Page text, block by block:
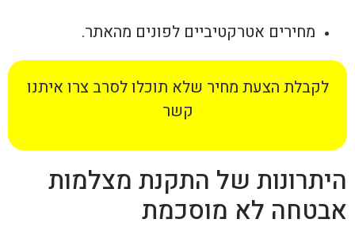
מחירים אטרקטיביים לפונים מהאתר.
לקבלת הצעת מחיר שלא תוכלו לסרב צרו איתנו
קשר
היתרונות של התקנת מצלמות
אבטחה לא מוסכמת